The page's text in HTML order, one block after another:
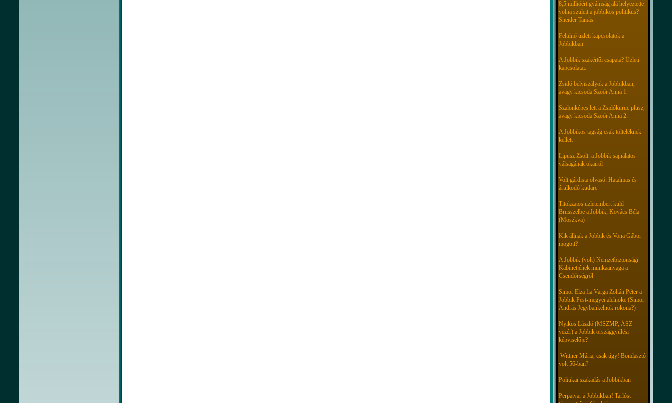
8,5 millióért gyámság alá helyeztette
volna szüleit a jobbikos politikus?
Sneider Tamás
Feltűnő üzleti kapcsolatok a
Jobbikban
A Jobbik szakértői csapata? Üzleti
kapcsolatai.
Zsidó belviszályok a Jobbikban,
avagy kicsoda Szöőr Anna 1.
Szalonképes lett a Zsidókuruc plusz,
avagy kicsoda Szöőr Anna 2.
A Jobbikos tagság csak tölteléknek
kellett
Lipusz Zsolt: a Jobbik sajnálatos
válságának okairól
Volt gárdista olvasó: Hatalmas és
árulkodó kudarc
Titokzatos üzletembert küld
Brüsszelbe a Jobbik; Kovács Béla
(Moszkva)
Kik állnak a Jobbik és Vona Gábor
mögött?
A Jobbik (volt) Nemzetbiztonsági
Kabinetjének munkaanyaga a
Csendőrségről
Simor Elza fia Varga Zoltán Péter a
Jobbik Pest-megyei alelnöke (Simor
András Jegybankelnök rokona?)
Nyikos László (MSZMP, ÁSZ
vezér) a Jobbik országgyűlési
képviselője?
Wittner Mária, csak úgy! Bomlasztó
volt 56-ban?
Politikai szakadás a Jobbikban
Perpatvar a Jobbikban! Tarlóst